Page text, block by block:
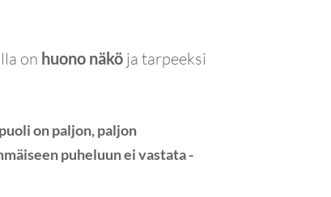
on huono näkö ja tarpeeksi
on paljon, paljon
puheluun ei vastata -